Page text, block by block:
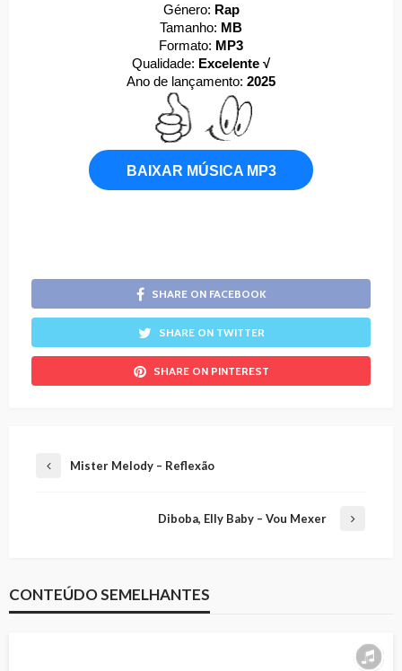
Género: Rap
Tamanho: MB
Formato: MP3
Qualidade: Excelente √
Ano de lançamento: 2025
BAIXAR MÚSICA MP3
SHARE ON FACEBOOK
SHARE ON TWITTER
SHARE ON PINTEREST
Mister Melody – Reflexão
Diboba, Elly Baby – Vou Mexer
CONTEÚDO SEMELHANTES